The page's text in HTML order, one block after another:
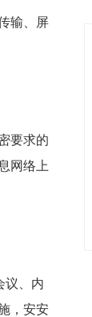
输、屏
要求的
网络上
议、内
，安安